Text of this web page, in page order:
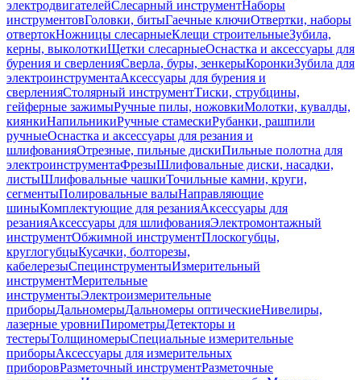
электродвигателейСлесарный инструментНаборы
инструментовГоловки, битыГаечные ключиОтвертки, наборы
отвертокНожницы слесарныеКлещи строительныеЗубила,
керны, выколоткиЩетки слесарныеОснастка и аксессуары для
бурения и сверленияСверла, буры, зенкерыКоронкиЗубила для
электроинструментаАксессуары для бурения и
сверленияСтолярный инструментТиски, струбцины,
гейферные зажимыРучные пилы, ножовкиМолотки, кувалды,
киянкиНапильникиРучные стамескиРубанки, рашпили
ручныеОснастка и аксессуары для резания и
шлифованияОтрезные, пильные дискиПильные полотна для
электроинструментаФрезыШлифовальные диски, насадки,
листыШлифовальные чашкиТочильные камни, круги,
сегментыПолировальные валыНаправляющие
шиныКомплектующие для резанияАксессуары для
резанияАксессуары для шлифованияЭлектромонтажный
инструментОбжимной инструментПлоскогубцы,
круглогубцыКусачки, болторезы,
кабелерезыСпецинструментыИзмерительный
инструментМерительные
инструментыЭлектроизмерительные
приборыДальномерыДальномеры оптическиеНивелиры,
лазерные уровниПирометрыДетекторы и
тестерыТолщиномерыСпециальные измерительные
приборыАксессуары для измерительных
приборовРазметочный инструментРазметочные